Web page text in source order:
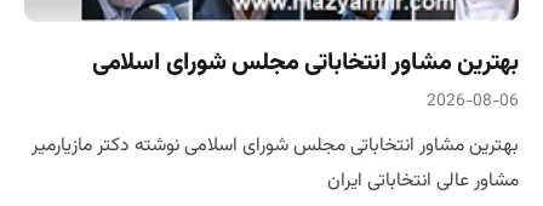
بهترین مشاور انتخاباتی مجلس شورای اسلامی
2026-08-06
بهترین مشاور انتخاباتی مجلس شورای اسلامی نوشته دکتر مازیارمیر
مشاور عالی انتخاباتی ایران